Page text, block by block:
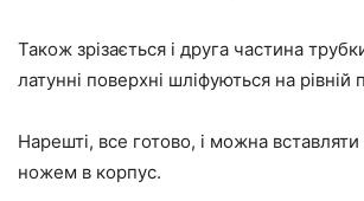
Також зрізається і друга частина
латунні поверхні шліфуються на рівній
Нарешті, все готово, і можна
ножем в корпус.